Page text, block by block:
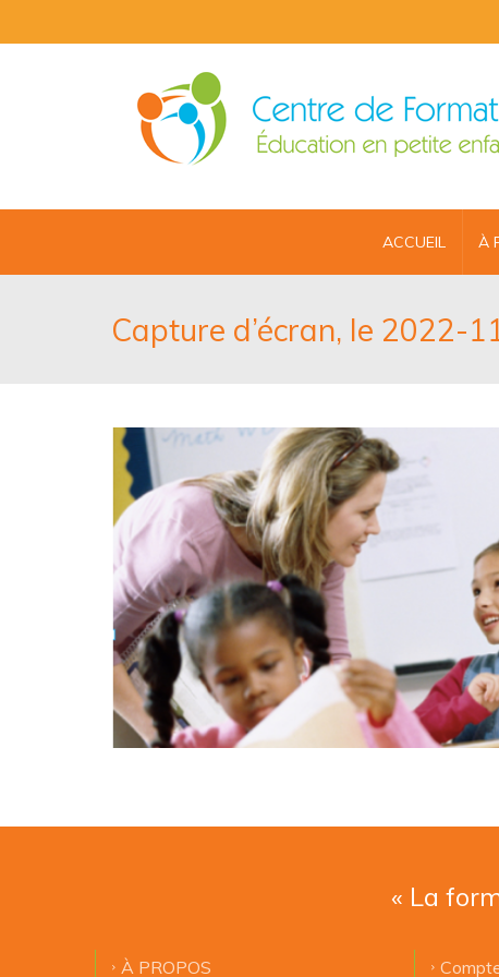
ACCUEIL À
Capture d’écran, le 2022-
« La
À PROPOS